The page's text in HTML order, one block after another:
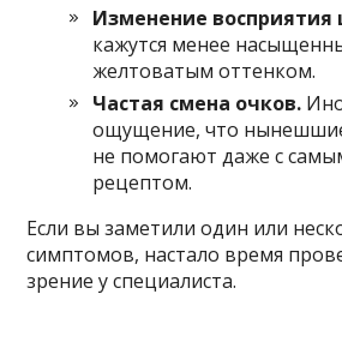
Изменение восприятия
кажутся менее
желтоватым оттенком.
Частая смена очков.
ощущение, что
не помогают даже с
рецептом.
Если вы заметили один или
симптомов, настало время
зрение у специалиста.